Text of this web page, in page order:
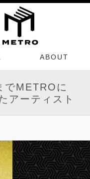
ABOUT
でMETROに
アーティスト